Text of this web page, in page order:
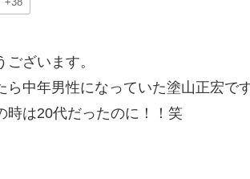
ございます。
ら中年男性になっていた塗山正宏です
時は20代だったのに！！笑